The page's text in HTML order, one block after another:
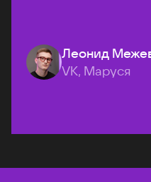
Леонид
VK, Маруся